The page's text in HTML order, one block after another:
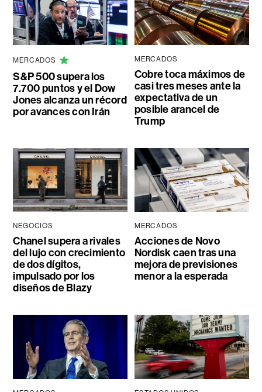
MERCADOS
S&P 500 supera los
7.700 puntos y el Dow
Jones alcanza un récord
por avances con Irán
MERCADOS
Cobre toca máximos de
casi tres meses ante la
expectativa de un
posible arancel de
Trump
NEGOCIOS
Chanel supera a rivales
del lujo con crecimiento
de dos dígitos,
impulsado por los
diseños de Blazy
MERCADOS
Acciones de Novo
Nordisk caen tras una
mejora de previsiones
menor a la esperada